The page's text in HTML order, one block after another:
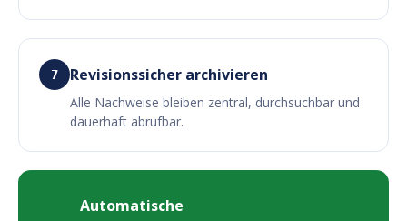
7 Revisionssicher archivieren
Alle Nachweise bleiben zentral, durchsuchbar und
dauerhaft abrufbar.
Automatische